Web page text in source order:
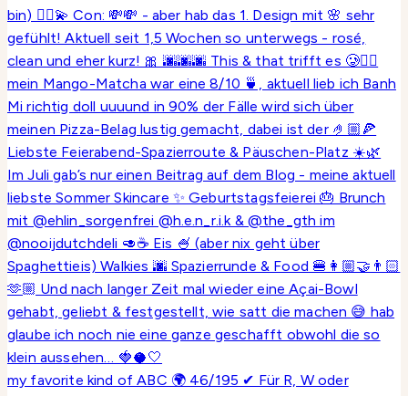
my favorite kind of ABC 🌍 46/195 ✔ Für R, W oder